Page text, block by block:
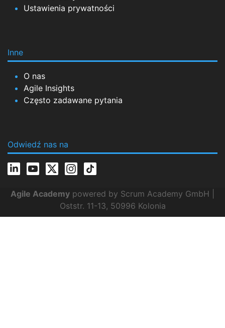
Ustawienia prywatności
Inne
O nas
Agile Insights
Często zadawane pytania
Odwiedź nas na
Agile Academy powered by Scrum Academy GmbH |
Oststr. 11-13, 50996 Kolonia